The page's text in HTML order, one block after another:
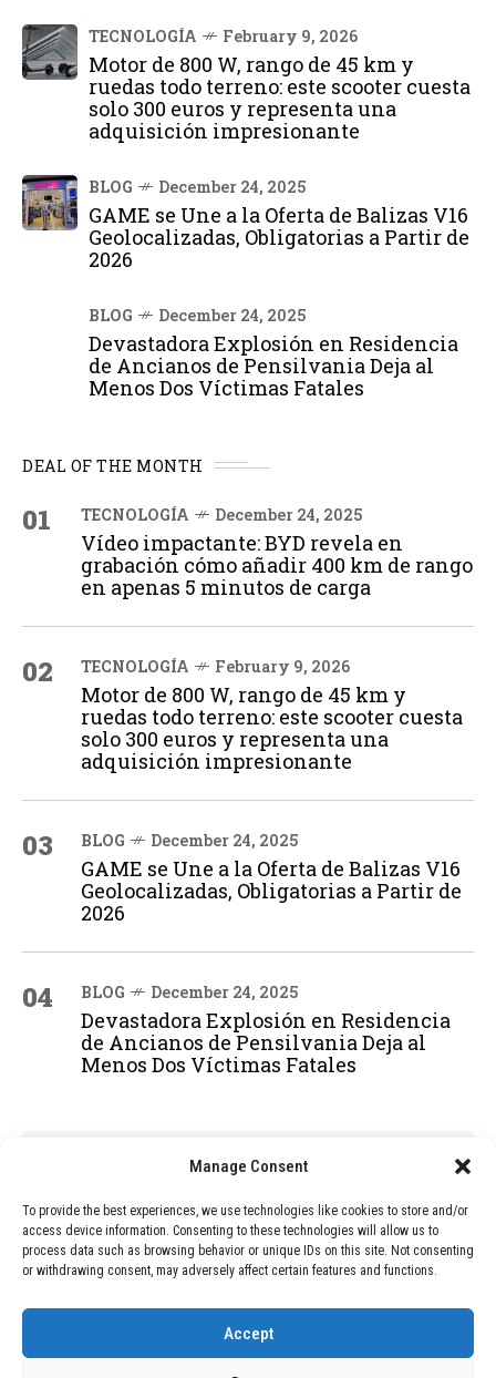
Manage Consent
To provide the best experiences, we use technologies like cookies to store and/or
access device information. Consenting to these technologies will allow us to
process data such as browsing behavior or unique IDs on this site. Not consenting
or withdrawing consent, may adversely affect certain features and functions.
Accept
TECNOLOGÍA February 9, 2026
Motor de 800 W, rango de 45 km y
ruedas todo terreno: este scooter cuesta
solo 300 euros y representa una
adquisición impresionante
BLOG December 24, 2025
GAME se Une a la Oferta de Balizas V16
Geolocalizadas, Obligatorias a Partir de
2026
BLOG December 24, 2025
Devastadora Explosión en Residencia
de Ancianos de Pensilvania Deja al
Menos Dos Víctimas Fatales
DEAL OF THE MONTH
01 TECNOLOGÍA December 24, 2025
Vídeo impactante: BYD revela en
grabación cómo añadir 400 km de rango
en apenas 5 minutos de carga
02 TECNOLOGÍA February 9, 2026
Motor de 800 W, rango de 45 km y
ruedas todo terreno: este scooter cuesta
solo 300 euros y representa una
adquisición impresionante
03 BLOG December 24, 2025
GAME se Une a la Oferta de Balizas V16
Geolocalizadas, Obligatorias a Partir de
2026
04 BLOG December 24, 2025
Devastadora Explosión en Residencia
de Ancianos de Pensilvania Deja al
Menos Dos Víctimas Fatales